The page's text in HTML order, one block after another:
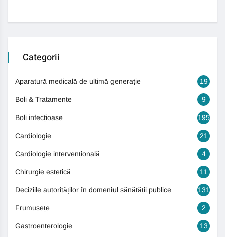
Categorii
Aparatură medicală de ultimă generație 19
Boli & Tratamente 9
Boli infecțioase 195
Cardiologie 21
Cardiologie intervențională 4
Chirurgie estetică 11
Deciziile autorităților în domeniul sănătății publice 131
Frumusețe 2
Gastroenterologie 13